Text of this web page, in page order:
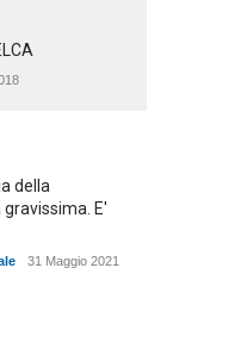
della
E'
31 Maggio 2021